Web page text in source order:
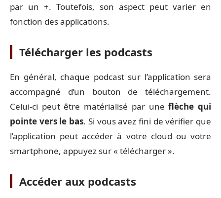
par un +. Toutefois, son aspect peut varier en
fonction des applications.
Télécharger les podcasts
En général, chaque podcast sur l’application sera
accompagné d’un bouton de téléchargement.
Celui-ci peut être matérialisé par uneflèche qui
pointe vers le bas. Si vous avez fini de vérifier que
l’application peut accéder à votre cloud ou votre
smartphone, appuyez sur « télécharger ».
Accéder aux podcasts